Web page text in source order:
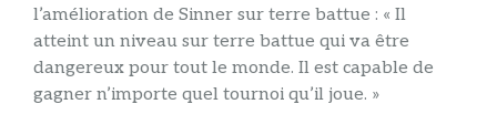
l’amélioration de Sinner sur terre battue : « Il
atteint un niveau sur terre battue qui va être
dangereux pour tout le monde. Il est capable de
gagner n’importe quel tournoi qu’il joue. »